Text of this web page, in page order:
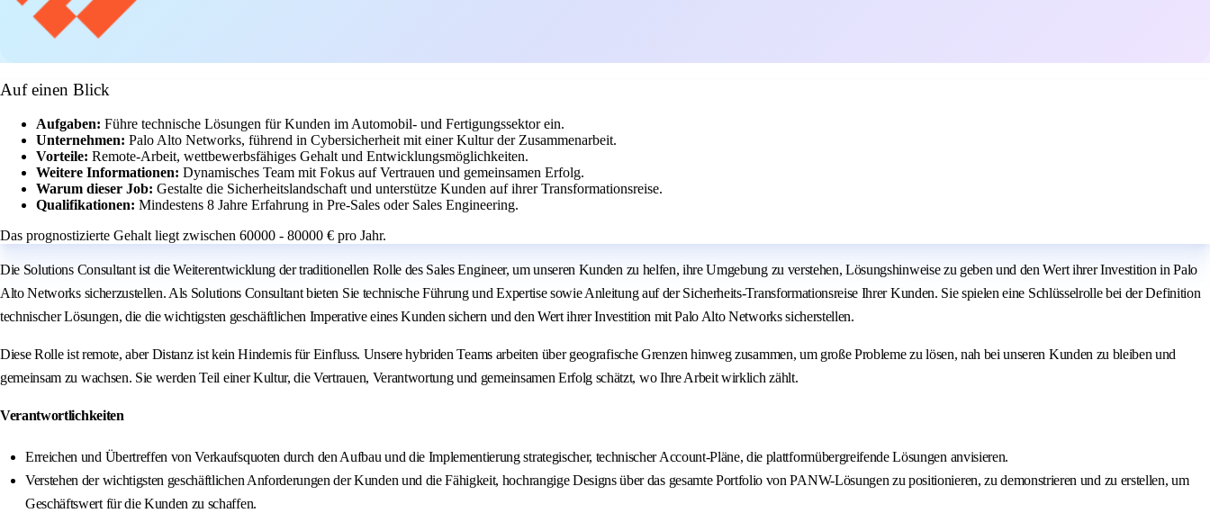
Auf einen Blick
Aufgaben: Führe technische Lösungen für Kunden im Automobil- und Fertigungssektor ein.
Unternehmen: Palo Alto Networks, führend in Cybersicherheit mit einer Kultur der Zusammenarbeit.
Vorteile: Remote-Arbeit, wettbewerbsfähiges Gehalt und Entwicklungsmöglichkeiten.
Weitere Informationen: Dynamisches Team mit Fokus auf Vertrauen und gemeinsamen Erfolg.
Warum dieser Job: Gestalte die Sicherheitslandschaft und unterstütze Kunden auf ihrer Transformationsreise.
Qualifikationen: Mindestens 8 Jahre Erfahrung in Pre-Sales oder Sales Engineering.
Das prognostizierte Gehalt liegt zwischen 60000 - 80000 € pro Jahr.
Die Solutions Consultant ist die Weiterentwicklung der traditionellen Rolle des Sales Engineer, um unseren Kunden zu helfen, ihre Umgebung zu verstehen, Lösungshinweise zu geben und den Wert ihrer Investition in Palo
Alto Networks sicherzustellen. Als Solutions Consultant bieten Sie technische Führung und Expertise sowie Anleitung auf der Sicherheits-Transformationsreise Ihrer Kunden. Sie spielen eine Schlüsselrolle bei der Definition
technischer Lösungen, die die wichtigsten geschäftlichen Imperative eines Kunden sichern und den Wert ihrer Investition mit Palo Alto Networks sicherstellen.
Diese Rolle ist remote, aber Distanz ist kein Hindernis für Einfluss. Unsere hybriden Teams arbeiten über geografische Grenzen hinweg zusammen, um große Probleme zu lösen, nah bei unseren Kunden zu bleiben und
gemeinsam zu wachsen. Sie werden Teil einer Kultur, die Vertrauen, Verantwortung und gemeinsamen Erfolg schätzt, wo Ihre Arbeit wirklich zählt.
Verantwortlichkeiten
Erreichen und Übertreffen von Verkaufsquoten durch den Aufbau und die Implementierung strategischer, technischer Account-Pläne, die plattformübergreifende Lösungen anvisieren.
Verstehen der wichtigsten geschäftlichen Anforderungen der Kunden und die Fähigkeit, hochrangige Designs über das gesamte Portfolio von PANW-Lösungen zu positionieren, zu demonstrieren und zu erstellen, um
Geschäftswert für die Kunden zu schaffen.